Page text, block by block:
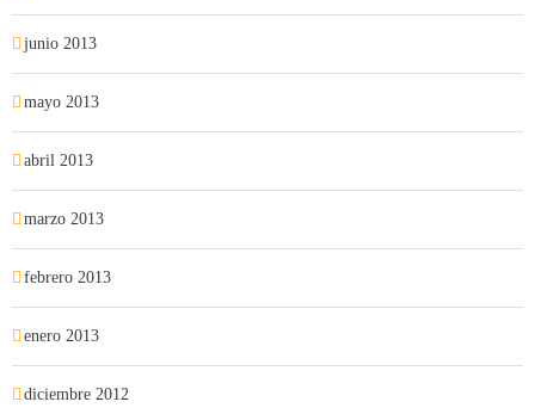
junio 2013
mayo 2013
abril 2013
marzo 2013
febrero 2013
enero 2013
diciembre 2012